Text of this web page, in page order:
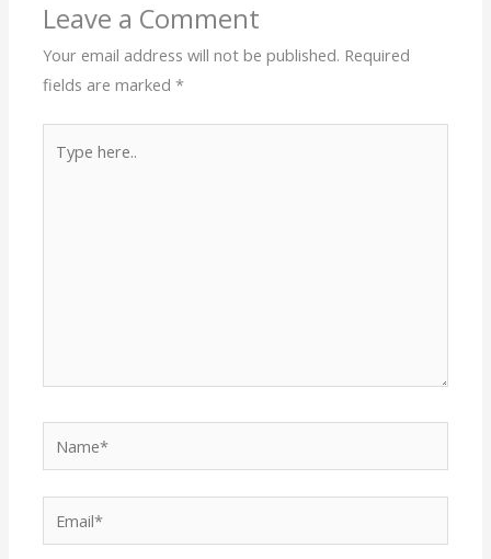
Leave a Comment
Your email address will not be published. Required
fields are marked*
here..